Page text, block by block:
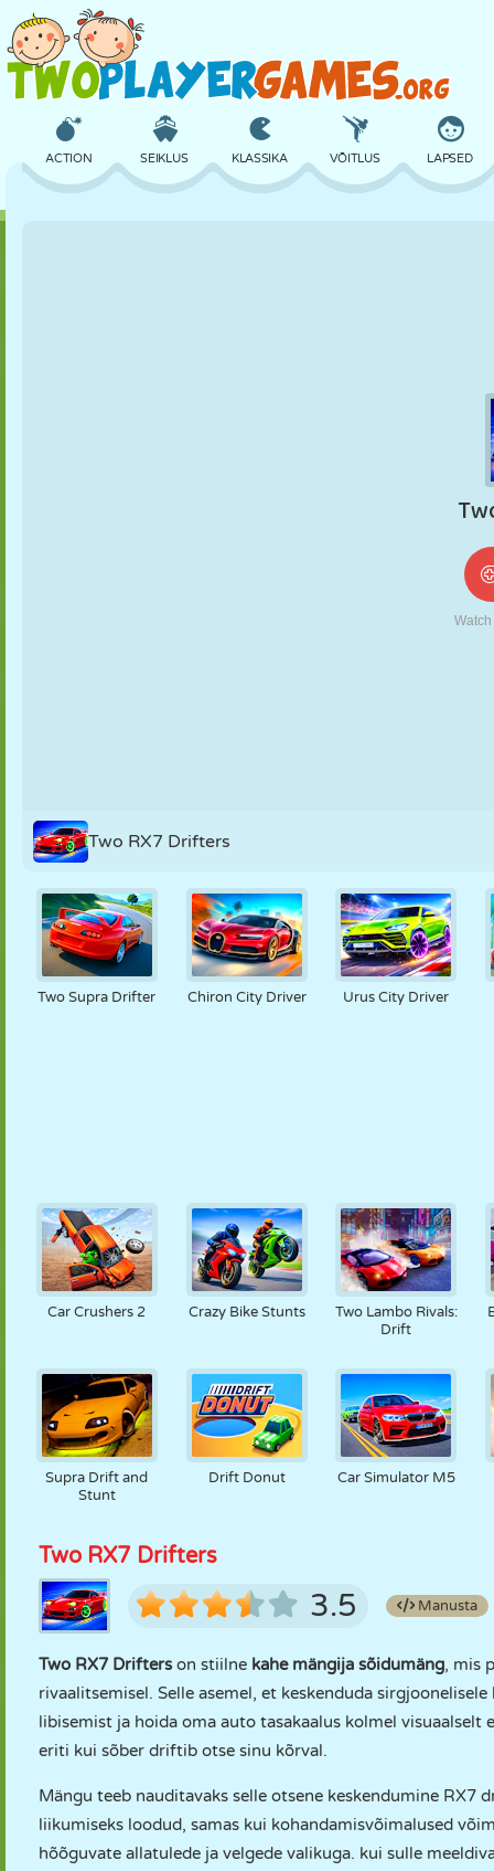
ACTION SEIKLUS KLASSIKA VÕITLUS LAPSED
ROBOT
TRULL
Two RX7 Drifters
Two Supra Drifter Chiron City Driver Urus City Driver
Car Crushers 2 Crazy Bike Stunts
Two Lambo Rivals:
Drift
Supra Drift and
Stunt
Drift Donut Car Simulator M5
Two RX7 Drifters
3.5 Manusta
Two RX7 Drifterson stiilne kahe mängija sõidumäng, mis
rivaalitsemisel. Selle asemel, et keskenduda
libisemist ja hoida oma auto tasakaalus kolmel
eriti kui sõber driftib otse sinu kõrval.
Mängu teeb nauditavaks selle otsene keskendumine
liikumiseks loodud, samas kui kohandamisvõimalused
hõõguvate allatulede ja velgede valikuga. kui sulle